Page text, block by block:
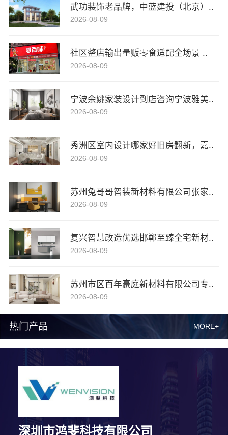
热门产品 MORE+
武功装饰老品牌，中蓝建投（北京）..
2026-08-09
社区整店输出量贩零食适配全场景 ..
2026-08-09
宁波余姚家装设计到店咨询宁波雅美..
2026-08-09
秀洲区室内设计哪家好旧房翻新，嘉..
2026-08-09
苏州兔哥哥智装新材料有限公司张家..
2026-08-09
复兴智慧改造优选邯郸至臻全宅新材..
2026-08-09
苏州市区百年豪庭新材料有限公司专..
2026-08-09
深圳市鸿斐科技有限公司